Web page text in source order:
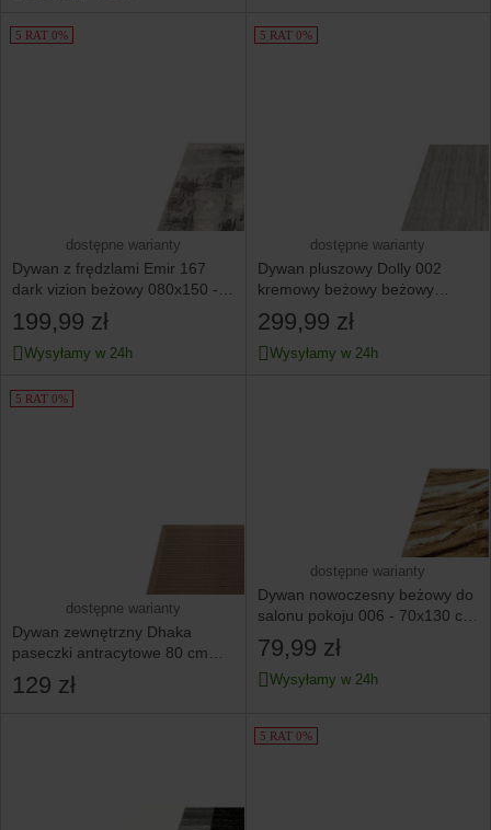
5 RAT 0%
dostępne warianty
Dywan z frędzlami Emir 167
dark vizion beżowy 080x150 -
do salonu pokoju
199,99 zł
Wysyłamy w 24h
5 RAT 0%
dostępne warianty
Dywan pluszowy Dolly 002
kremowy beżowy beżowy
160x220 nowoczesny do
salonu
299,99 zł
Wysyłamy w 24h
5 RAT 0%
dostępne warianty
Dywan zewnętrzny Dhaka
paseczki antracytowe 80 cm
x 150 cm
129 zł
dostępne warianty
Dywan nowoczesny beżowy do
salonu pokoju 006 - 70x130 cm
- modny solidny
79,99 zł
Wysyłamy w 24h
5 RAT 0%